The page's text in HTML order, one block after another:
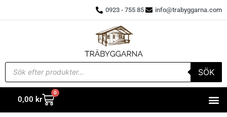
0923 - 755 85 info@trabyggarna.com
SÖK
0,00 kr
0